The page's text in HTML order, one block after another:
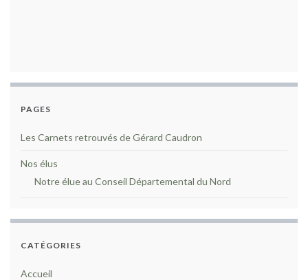
PAGES
Les Carnets retrouvés de Gérard Caudron
Nos élus
Notre élue au Conseil Départemental du Nord
CATÉGORIES
Accueil